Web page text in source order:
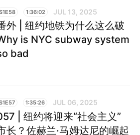
1:36:02 JUL 13, 2025
外 | 纽约地铁为什么这么破
is NYC subway system
bad
1:35:26 JUL 06, 2025
| 纽约将迎来“社会主义”
长？佐赫兰·马姆达尼的崛起